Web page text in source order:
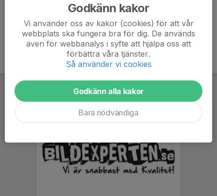
Godkänn kakor
Vi använder oss av kakor (cookies) för att vår
webbplats ska fungera bra för dig. De används
även för webbanalys i syfte att hjälpa oss att
förbättra våra tjänster.
Så använder vi cookies
Godkänn alla kakor
Bara nödvändiga